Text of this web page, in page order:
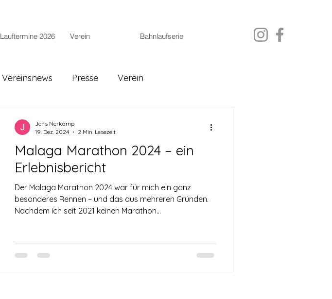
Lauftermine 2026 Verein Bahnlaufserie
Vereinsnews Presse Verein
Malaga Marathon 2024 – ein
Erlebnisbericht
Der Malaga Marathon 2024 war für mich ein ganz
besonderes Rennen – und das aus mehreren Gründen.
Nachdem ich seit 2021 keinen Marathon...
Jens Nerkamp
19. Dez. 2024
2 Min. Lesezeit